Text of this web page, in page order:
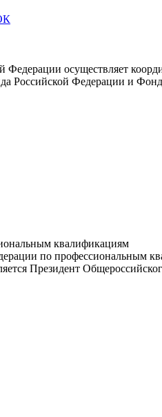
осуществляет
Российской Федерации и
квалификациям
по профессиональным
Президент